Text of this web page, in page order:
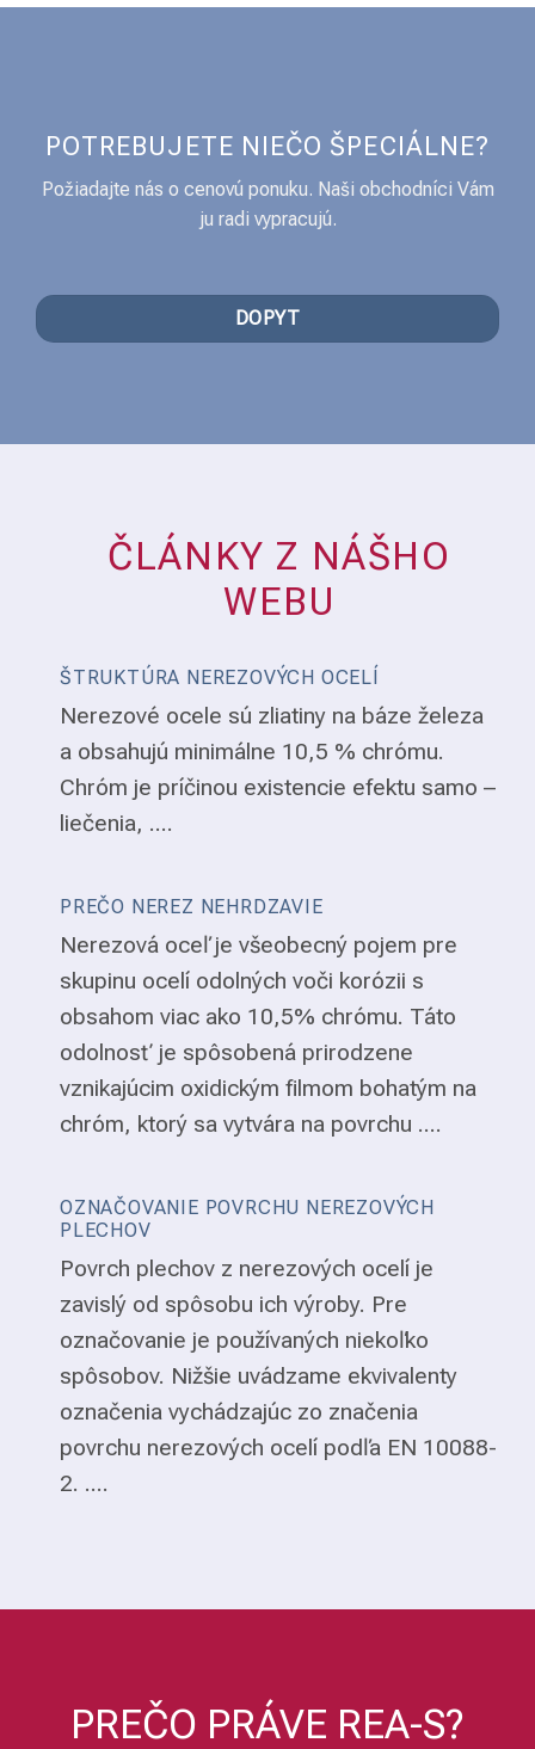
POTREBUJETE NIEČO ŠPECIÁLNE?
Požiadajte nás o cenovú ponuku. Naši obchodníci Vám
ju radi vypracujú.
DOPYT
ČLÁNKY Z NÁŠHO
WEBU
ŠTRUKTÚRA NEREZOVÝCH OCELÍ
Nerezové ocele sú zliatiny na báze železa
a obsahujú minimálne 10,5 % chrómu.
Chróm je príčinou existencie efektu samo –
liečenia, ....
PREČO NEREZ NEHRDZAVIE
Nerezová oceľ je všeobecný pojem pre
skupinu ocelí odolných voči korózii s
obsahom viac ako 10,5% chrómu. Táto
odolnosť je spôsobená prirodzene
vznikajúcim oxidickým filmom bohatým na
chróm, ktorý sa vytvára na povrchu ....
OZNAČOVANIE POVRCHU NEREZOVÝCH
PLECHOV
Povrch plechov z nerezových ocelí je
zavislý od spôsobu ich výroby. Pre
označovanie je používaných niekoľko
spôsobov. Nižšie uvádzame ekvivalenty
označenia vychádzajúc zo značenia
povrchu nerezových ocelí podľa EN 10088-
2. ....
PREČO PRÁVE REA-S?